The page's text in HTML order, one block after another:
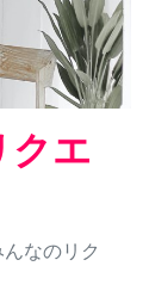
クエ
なのリク